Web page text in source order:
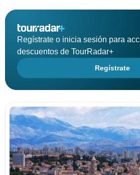
Regístrate o inicia sesión para
descuentos de TourRadar+
Regístrate